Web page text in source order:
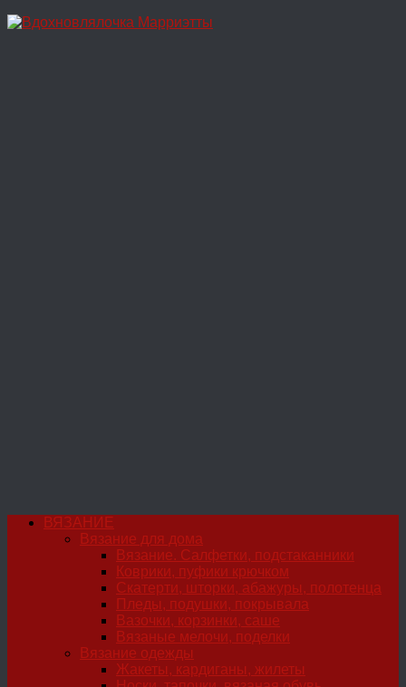
Перейти
ВЯЗАНИЕ
Вязание для дома
Вязание. Салфетки, подстаканники
Коврики, пуфики крючком
Скатерти, шторки, абажуры, полотенца
Пледы, подушки, покрывала
Вазочки, корзинки, саше
Вязаные мелочи, поделки
Вязание одежды
Жакеты, кардиганы, жилеты